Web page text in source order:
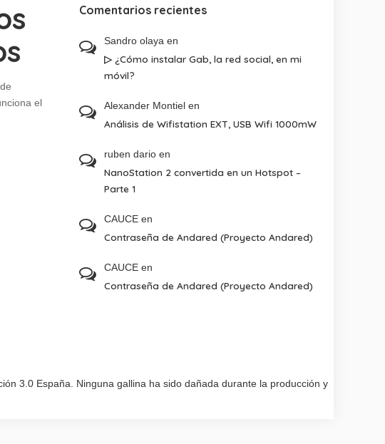
el
Comentarios recientes
Sandro olaya en
▷ ¿Cómo instalar Gab, la red social, en mi
móvil?
Alexander Montiel en
Análisis de Wifistation EXT, USB Wifi 1000mW
ruben dario en
NanoStation 2 convertida en un Hotspot –
Parte 1
CAUCE en
Contraseña de Andared (Proyecto Andared)
CAUCE en
Contraseña de Andared (Proyecto Andared)
3.0 España. Ninguna gallina ha sido dañada durante la producción y